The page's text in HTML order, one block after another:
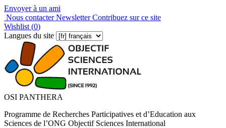
Envoyer à un ami
Nous contacterNewsletterContribuez sur ce site
Wishlist (0)
Langues du site
OSI PANTHERA
Programme de Recherches Participatives et d’Education aux
Sciences de l’ONG Objectif Sciences International